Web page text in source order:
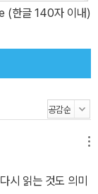
배운다_김수영,
밝은 길잡이 황
독했다. 이 낭독은
고 편마다 해설을
무언가 증언을
한 욕망으로, 그
터 2014년 11월까
한글 140자 이내)
시 읽는 것도 의미